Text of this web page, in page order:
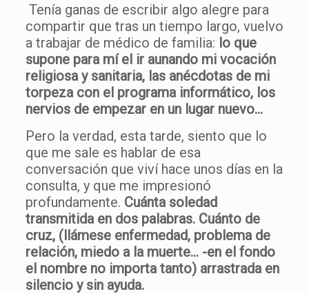
Tenía ganas de escribir algo alegre para
compartir que tras un tiempo largo, vuelvo
a trabajar de médico de familia: lo que
supone para mí el ir aunando mi vocación
religiosa y sanitaria, las anécdotas de mi
torpeza con el programa informático, los
nervios de empezar en un lugar nuevo…
Pero la verdad, esta tarde, siento que lo
que me sale es hablar de esa
conversación que viví hace unos días en la
consulta, y que me impresionó
profundamente. Cuánta soledad
transmitida en dos palabras. Cuánto de
cruz, (llámese enfermedad, problema de
relación, miedo a la muerte… -en el fondo
el nombre no importa tanto) arrastrada en
silencio y sin ayuda.